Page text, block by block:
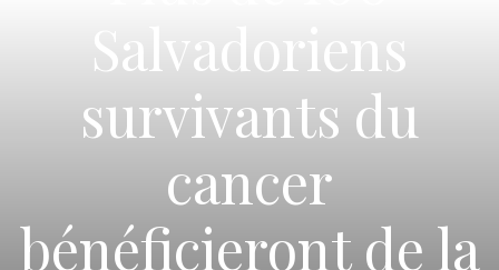
Salvadoriens
survivants du
cancer
bénéficieront de la